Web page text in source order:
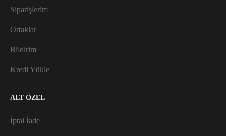
Siparişlerim
Ortaklar
Bildirim
Kredi Yükle
ALT ÖZEL
İptal İade